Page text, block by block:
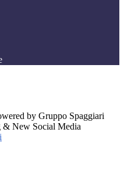
by Gruppo Spaggiari
& New Social Media